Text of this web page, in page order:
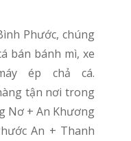
bán bánh mì, xe
ép chả cá.
tận nơi trong
Nơ + An Khương
An + Thanh